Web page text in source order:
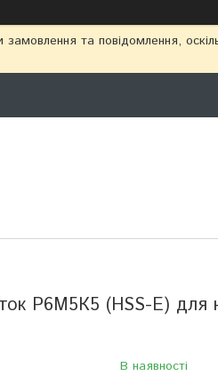
та повідомлення,
Р6М5К5 (HSS-E) для
В наявності